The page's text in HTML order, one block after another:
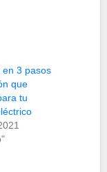
en 3 pasos
que
tu